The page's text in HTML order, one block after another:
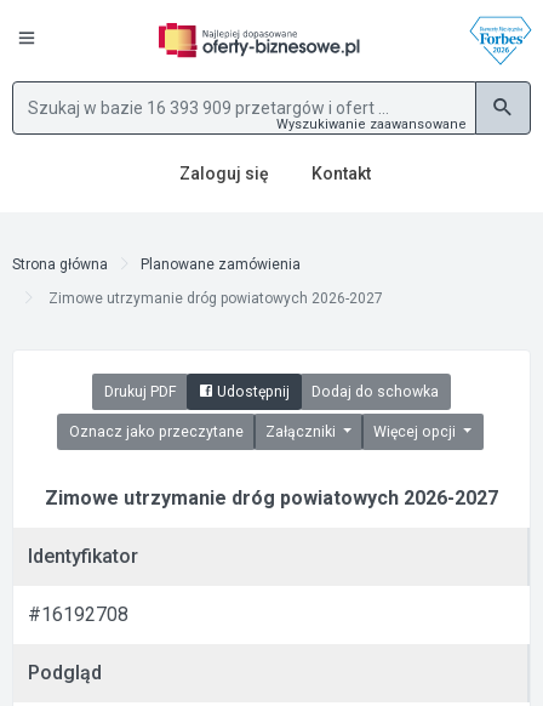
Wyszukiwanie zaawansowane
Zaloguj się Kontakt
Strona główna
Planowane zamówienia
Zimowe utrzymanie dróg powiatowych 2026-2027
Drukuj PDF Udostępnij Dodaj do schowka
Oznacz jako przeczytane Załączniki Więcej opcji
Zimowe utrzymanie dróg powiatowych 2026-2027
Identyfikator
#16192708
Podgląd